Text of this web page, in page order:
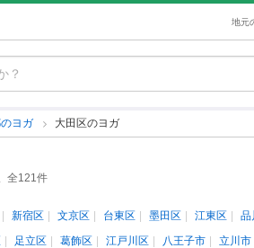
地元
ヨガ 大田区のヨガ
全121件
新宿区 文京区 台東区 墨田区 江東区 品
足立区 葛飾区 江戸川区 八王子市 立川市